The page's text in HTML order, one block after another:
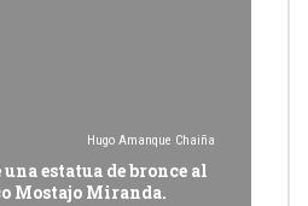
Hugo Amanque Chaiña
estatua de bronce al
Mostajo Miranda.